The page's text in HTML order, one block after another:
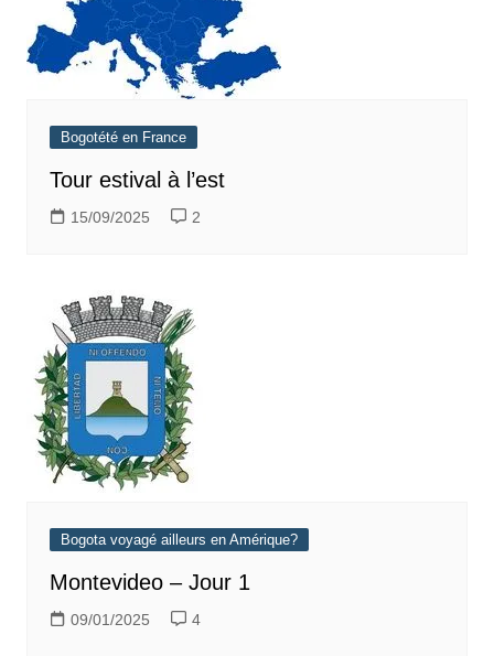
Bogotété en France
Tour estival à l’est
15/09/2025 2
Bogota voyagé ailleurs en Amérique?
Montevideo – Jour 1
09/01/2025 4